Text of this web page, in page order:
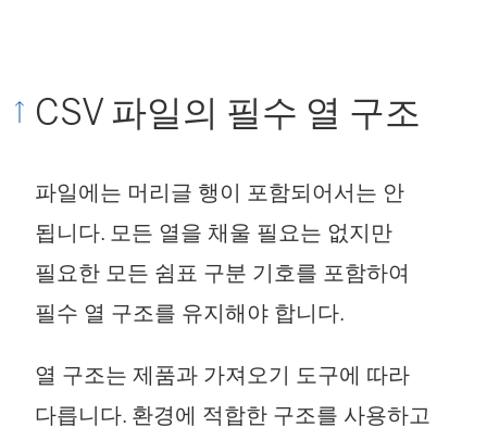
CSV 파일의 필수 열 구조
파일에는 머리글 행이 포함되어서는 안
됩니다. 모든 열을 채울 필요는 없지만
필요한 모든 쉼표 구분 기호를 포함하여
필수 열 구조를 유지해야 합니다.
열 구조는 제품과 가져오기 도구에 따라
다릅니다. 환경에 적합한 구조를 사용하고